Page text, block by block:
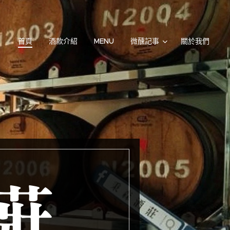
首頁 酒款介紹 MENU 微醺記事 關於我們